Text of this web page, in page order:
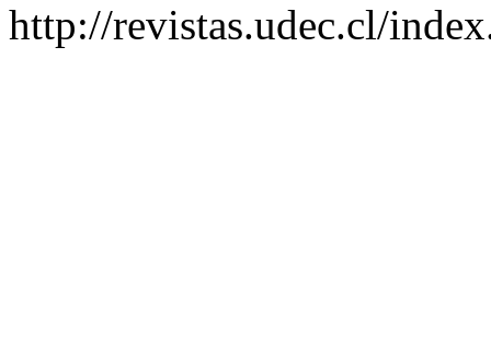
http://revistas.udec.cl/